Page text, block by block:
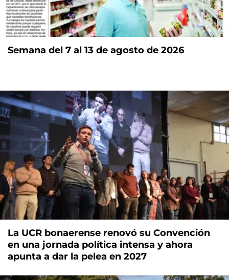
Semana del 7 al 13 de agosto de 2026
La UCR bonaerense renovó su Convención
en una jornada política intensa y ahora
apunta a dar la pelea en 2027